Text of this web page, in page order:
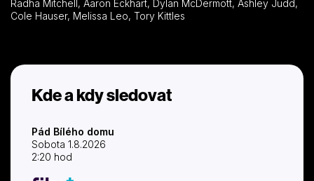
Radha Mitchell, Aaron Eckhart, Dylan McDermott, Ashley Judd,
Cole Hauser, Melissa Leo, Tory Kittles
Kde a kdy sledovat
Pád Bílého domu
Sobota 1.8.2026
2:20 hod